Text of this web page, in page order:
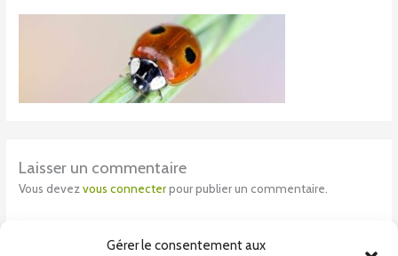
Gérer le consentement aux
Laisser un commentaire
Vous devezvous connecterpour publier un commentaire.